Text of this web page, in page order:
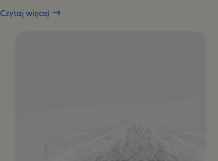
Czytaj więcej
Dlaczego